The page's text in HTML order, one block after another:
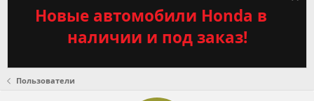
Новые автомобили Honda в
наличии и под заказ!
Пользователи